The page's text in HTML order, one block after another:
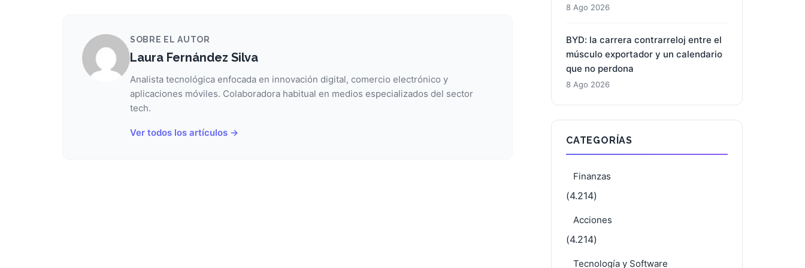
SOBRE EL AUTOR
Laura Fernández Silva
Analista tecnológica enfocada en innovación digital, comercio electrónico y
aplicaciones móviles. Colaboradora habitual en medios especializados del sector
tech.
Ver todos los artículos →
8 Ago 2026
BYD: la carrera contrarreloj entre el
músculo exportador y un calendario
que no perdona
8 Ago 2026
CATEGORÍAS
Finanzas
(4.214)
Acciones
(4.214)
Tecnología y Software